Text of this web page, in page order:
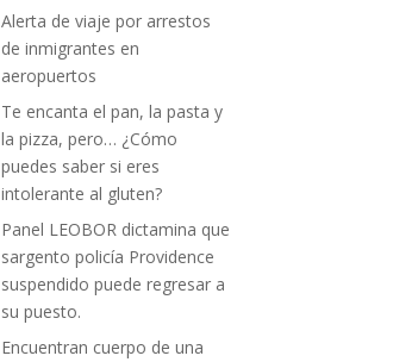
Alerta de viaje por arrestos
de inmigrantes en
aeropuertos
Te encanta el pan, la pasta y
la pizza, pero… ¿Cómo
puedes saber si eres
intolerante al gluten?
Panel LEOBOR dictamina que
sargento policía Providence
suspendido puede regresar a
su puesto.
Encuentran cuerpo de una